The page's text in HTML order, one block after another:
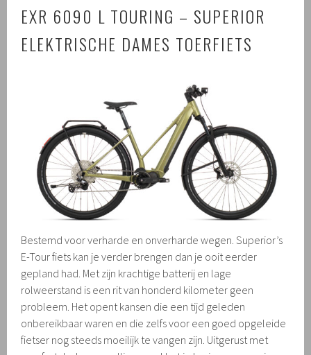
EXR 6090 L TOURING – SUPERIOR
ELEKTRISCHE DAMES TOERFIETS
Bestemd voor verharde en onverharde wegen. Superior’s
E-Tour fiets kan je verder brengen dan je ooit eerder
gepland had. Met zijn krachtige batterij en lage
rolweerstand is een rit van honderd kilometer geen
probleem. Het opent kansen die een tijd geleden
onbereikbaar waren en die zelfs voor een goed opgeleide
fietser nog steeds moeilijk te vangen zijn. Uitgerust met